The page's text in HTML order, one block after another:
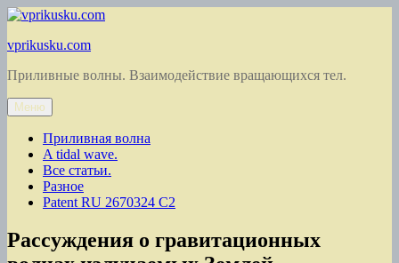
Перейти
содержимому
vprikusku.com
Приливные волны. Взаимодействие вращающихся тел.
Меню
Приливная волна
A tidal wave.
Все статьи.
Разное
Patent RU 2670324 C2
Рассуждения о гравитационных